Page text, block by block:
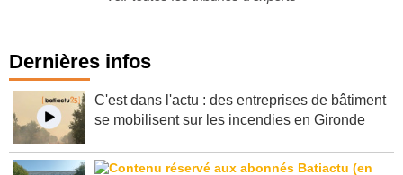
Dernières infos
C'est dans l'actu : des entreprises de bâtiment
se mobilisent sur les incendies en Gironde